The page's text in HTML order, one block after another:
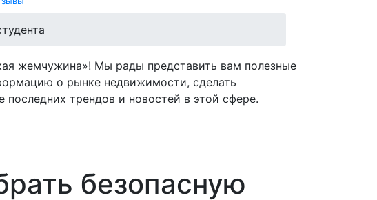
жемчужина»! Мы рады представить вам полезные
о рынке недвижимости, сделать
трендов и новостей в этой сфере.
безопасную